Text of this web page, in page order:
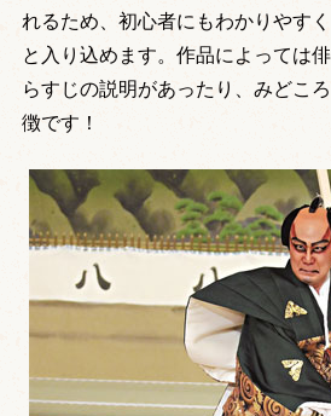
れるため、初心者にもわかりやす
と入り込めます。作品によっては
らすじの説明があったり、みどこ
徴です！